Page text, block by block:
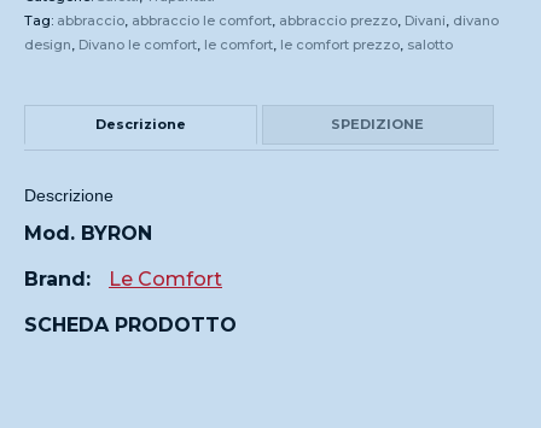
Tag: abbraccio abbraccio le comfort abbraccio prezzo Divani divano
design Divano le comfort le comfort le comfort prezzo salotto
Descrizione SPEDIZIONE
Descrizione
Mod. BYRON
Brand:
Le Comfort
SCHEDA PRODOTTO